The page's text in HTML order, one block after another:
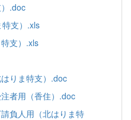
.doc
支）.xls
支）.xls
りま特支）.doc
者用（香住）.doc
負人用（北はりま特